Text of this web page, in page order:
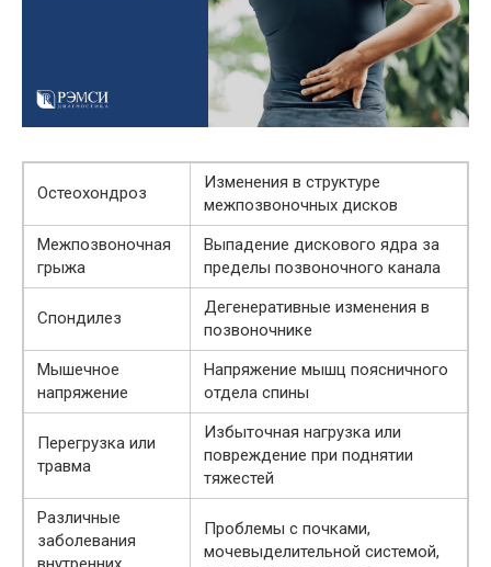
Остеохондроз
Изменения в структуре
межпозвоночных дисков
Межпозвоночная
грыжа
Выпадение дискового ядра за
пределы позвоночного канала
Спондилез
Дегенеративные изменения в
позвоночнике
Мышечное
напряжение
Напряжение мышц поясничного
отдела спины
Перегрузка или
травма
Избыточная нагрузка или
повреждение при поднятии
тяжестей
Различные
заболевания
Проблемы с почками,
мочевыделительной системой,